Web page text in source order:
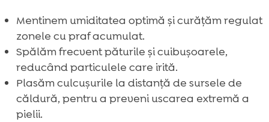
Mentinem umiditatea optimă și curățăm regulat
zonele cu praf acumulat.
Spălăm frecvent păturile și cuibușoarele,
reducând particulele care irită.
Plasăm culcușurile la distanță de sursele de
căldură, pentru a preveni uscarea extremă a
pielii.